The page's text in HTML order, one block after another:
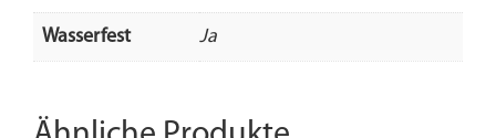
Wasserfest Ja